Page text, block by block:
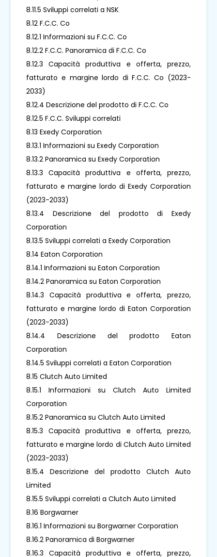
8.11.5 Sviluppi correlati a NSK
8.12 F.C.C. Co
8.12.1 Informazioni su F.C.C. Co
8.12.2 F.C.C. Panoramica di F.C.C. Co
8.12.3 Capacità produttiva e offerta, prezzo,
fatturato e margine lordo di F.C.C. Co (2023-
2033)
8.12.4 Descrizione del prodotto di F.C.C. Co
8.12.5 F.C.C. Sviluppi correlati
8.13 Exedy Corporation
8.13.1 Informazioni su Exedy Corporation
8.13.2 Panoramica su Exedy Corporation
8.13.3 Capacità produttiva e offerta, prezzo,
fatturato e margine lordo di Exedy Corporation
(2023-2033)
8.13.4 Descrizione del prodotto di Exedy
Corporation
8.13.5 Sviluppi correlati a Exedy Corporation
8.14 Eaton Corporation
8.14.1 Informazioni su Eaton Corporation
8.14.2 Panoramica su Eaton Corporation
8.14.3 Capacità produttiva e offerta, prezzo,
fatturato e margine lordo di Eaton Corporation
(2023-2033)
8.14.4 Descrizione del prodotto Eaton
Corporation
8.14.5 Sviluppi correlati a Eaton Corporation
8.15 Clutch Auto Limited
8.15.1 Informazioni su Clutch Auto Limited
Corporation
8.15.2 Panoramica su Clutch Auto Limited
8.15.3 Capacità produttiva e offerta, prezzo,
fatturato e margine lordo di Clutch Auto Limited
(2023-2033)
8.15.4 Descrizione del prodotto Clutch Auto
Limited
8.15.5 Sviluppi correlati a Clutch Auto Limited
8.16 Borgwarner
8.16.1 Informazioni su Borgwarner Corporation
8.16.2 Panoramica di Borgwarner
8.16.3 Capacità produttiva e offerta, prezzo,